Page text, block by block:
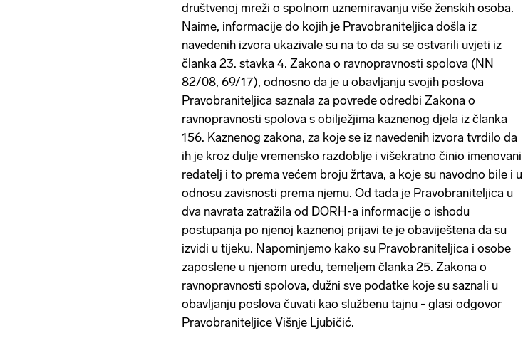
društvenoj mreži o spolnom uznemiravanju više ženskih osoba.
Naime, informacije do kojih je Pravobraniteljica došla iz
navedenih izvora ukazivale su na to da su se ostvarili uvjeti iz
članka 23. stavka 4. Zakona o ravnopravnosti spolova (NN
82/08, 69/17), odnosno da je u obavljanju svojih poslova
Pravobraniteljica saznala za povrede odredbi Zakona o
ravnopravnosti spolova s obilježjima kaznenog djela iz članka
156. Kaznenog zakona, za koje se iz navedenih izvora tvrdilo da
ih je kroz dulje vremensko razdoblje i višekratno činio imenovani
redatelj i to prema većem broju žrtava, a koje su navodno bile i u
odnosu zavisnosti prema njemu. Od tada je Pravobraniteljica u
dva navrata zatražila od DORH-a informacije o ishodu
postupanja po njenoj kaznenoj prijavi te je obaviještena da su
izvidi u tijeku. Napominjemo kako su Pravobraniteljica i osobe
zaposlene u njenom uredu, temeljem članka 25. Zakona o
ravnopravnosti spolova, dužni sve podatke koje su saznali u
obavljanju poslova čuvati kao službenu tajnu - glasi odgovor
Pravobraniteljice Višnje Ljubičić.